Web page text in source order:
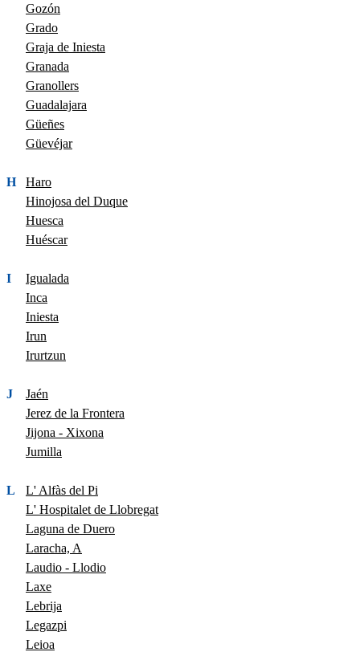
Gozón
Grado
Graja de Iniesta
Granada
Granollers
Guadalajara
Güeñes
Güevéjar
H
Haro
Hinojosa del Duque
Huesca
Huéscar
I
Igualada
Inca
Iniesta
Irun
Irurtzun
J
Jaén
Jerez de la Frontera
Jijona - Xixona
Jumilla
L
L' Alfàs del Pi
L' Hospitalet de Llobregat
Laguna de Duero
Laracha, A
Laudio - Llodio
Laxe
Lebrija
Legazpi
Leioa